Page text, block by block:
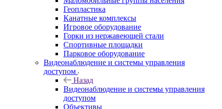
Геопластика
Канатные комплексы
Игровое оборудование
Горки из нержавеющей стали
Спортивные площадки
Парковое оборудование
Видеонаблюдение и системы управления
доступом
Назад
Видеонаблюдение и системы управления
доступом
Объективы